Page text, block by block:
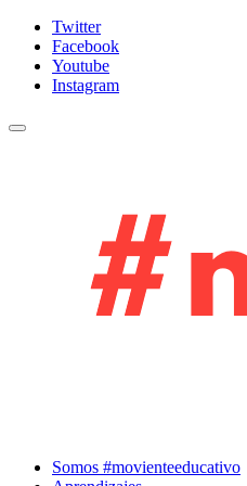
Twitter
Facebook
Youtube
Instagram
Cambiar navegación
Somos #movienteeducativo